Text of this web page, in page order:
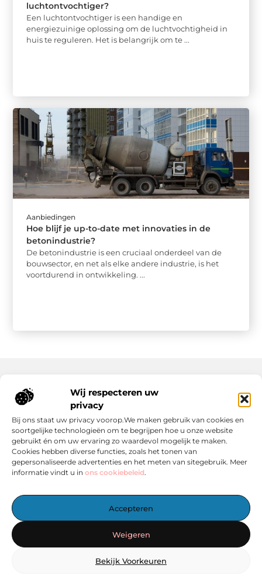
Wij respecteren uw
privacy
Bij ons staat uw privacy voorop.We maken gebruik van cookies en
soortgelijke technologieën om te begrijpen hoe u onze website
gebruikt én om uw ervaring zo waardevol mogelijk te maken.
Cookies hebben diverse functies, zoals het tonen van
gepersonaliseerde advertenties en het meten van sitegebruik. Meer
informatie vindt u in ons cookiebeleid.
Accepteren
Weigeren
Bekijk Voorkeuren
luchtontvochtiger?
Een luchtontvochtiger is een handige en
energiezuinige oplossing om de luchtvochtigheid in
huis te reguleren. Het is belangrijk om te ...
Aanbiedingen
Hoe blijf je up-to-date met innovaties in de
betonindustrie?
De betonindustrie is een cruciaal onderdeel van de
bouwsector, en net als elke andere industrie, is het
voortdurend in ontwikkeling. ...
— Laat je inspireren door boeiende verhalen, handige tips en
Start vandaag nog met ontdekken op linkzoekertje.nl!
Onze informatie